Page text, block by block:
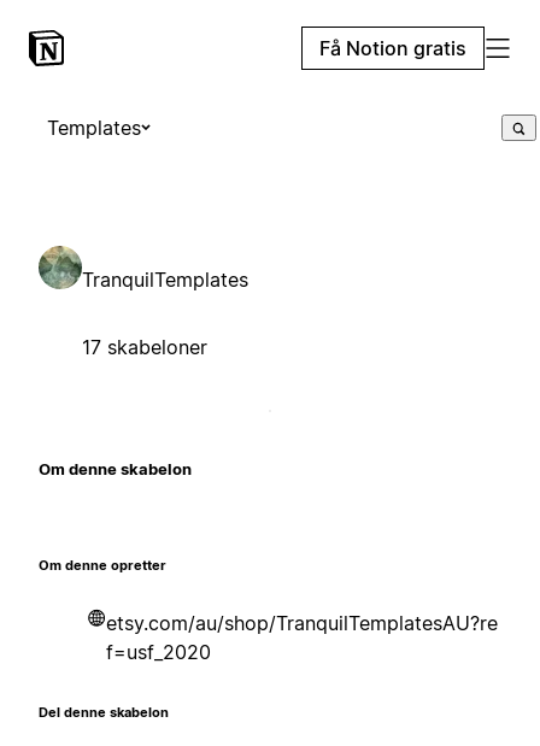
Få Notion gratis
Templates
TranquilTemplates
17 skabeloner
Om denne skabelon
Om denne opretter
etsy.com/au/shop/TranquilTemplatesAU?re
f=usf_2020
Del denne skabelon